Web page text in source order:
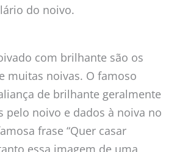
do noivo.
com brilhante são os
muitas noivas. O famoso
de brilhante geralmente
pelo noivo e dados à noiva no
frase “Quer casar
essa imagem de uma